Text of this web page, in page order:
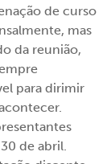
de curso
mas
da reunião,
para dirimir
de abril.